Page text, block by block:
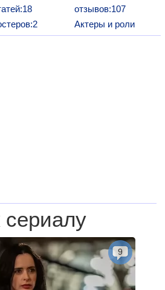
отзывов:107
Актеры и роли
сериалу
9